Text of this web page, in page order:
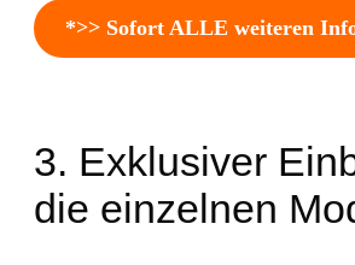
*>> Sofort ALLE weiteren
3. Exklusiver
die einzelnen